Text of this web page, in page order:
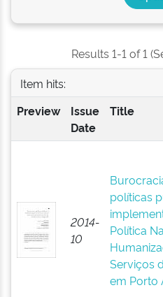
Results 1-1 of 1
Item hits:
Preview
Issue
Date
Title
2014-
10
políticas
Política
Serviços
em Porto